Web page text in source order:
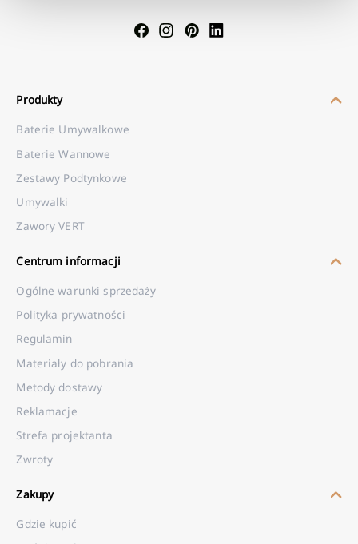
Produkty
Baterie Umywalkowe
Baterie Wannowe
Zestawy Podtynkowe
Umywalki
Zawory VERT
Centrum informacji
Ogólne warunki sprzedaży
Polityka prywatności
Regulamin
Materiały do pobrania
Metody dostawy
Reklamacje
Strefa projektanta
Zwroty
Zakupy
Gdzie kupić